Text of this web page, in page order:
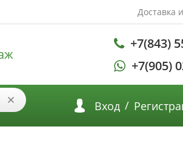
Доставка
+7(843)
+7(905)
Вход /